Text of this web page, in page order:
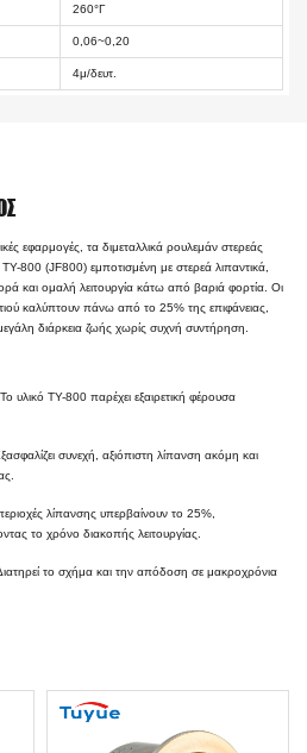
260°Γ
0,06~0,20
4μ/δευτ.
εφαρμογές, τα διμεταλλικά ρουλεμάν στερεάς
800 (JF800) εμποτισμένη με στερεά λιπαντικά,
και ομαλή λειτουργία κάτω από βαριά φορτία. Οι
καλύπτουν πάνω από το 25% της επιφάνειας,
διάρκεια ζωής χωρίς συχνή συντήρηση.
Το υλικό TY-800 παρέχει εξαιρετική φέρουσα
συνεχή, αξιόπιστη λίπανση ακόμη και
λίπανσης υπερβαίνουν το 25%,
το χρόνο διακοπής λειτουργίας.
το σχήμα και την απόδοση σε μακροχρόνια